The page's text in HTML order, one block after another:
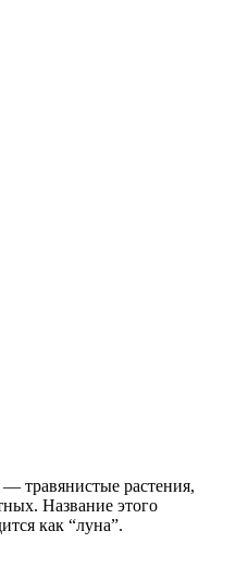
травянистые растения,
Название этого
как “луна”.